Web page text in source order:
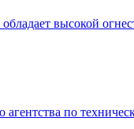
высокой
по